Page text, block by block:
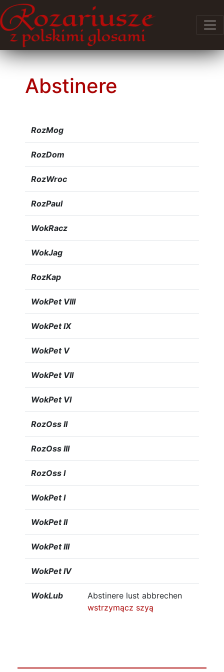
Abstinere
RozMog
RozDom
RozWroc
RozPaul
WokRacz
WokJag
RozKap
WokPet VIII
WokPet IX
WokPet V
WokPet VII
WokPet VI
RozOss II
RozOss III
RozOss I
WokPet I
WokPet II
WokPet III
WokPet IV
WokLub
Abstinere lust abbrechen
wstrzymącz szyą